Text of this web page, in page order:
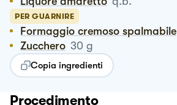
PER GUARNIRE
Formaggio cremoso spalmabile
Zucchero 30 g
Copia ingredienti
Procedimento